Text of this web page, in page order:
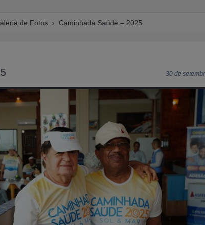
de Fotos › Caminhada Saúde – 2025
30 de